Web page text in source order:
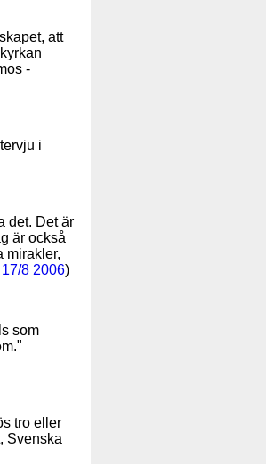
att
-
i
det. Det är
är också
mirakler,
8 2006)
som
tro eller
Svenska